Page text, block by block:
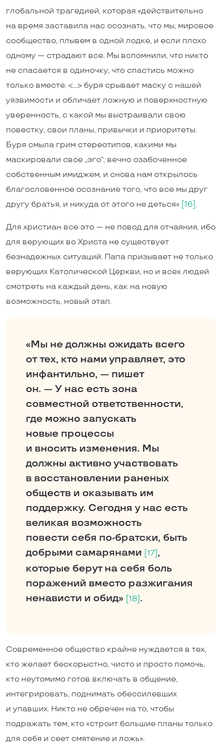
глобальной трагедией, которая «действительно
на время заставила нас осознать, что мы, мировое
сообщество, плывем в одной лодке, и если плохо
одному — страдают все. Мы вспомнили, что никто
не спасается в одиночку, что спастись можно
только вместе. <…> буря срывает маску с нашей
уязвимости и обличает ложную и поверхностную
уверенность, с какой мы выстраивали свою
повестку, свои планы, привычки и приоритеты.
Буря смыла грим стереотипов, какими мы
маскировали свое „эго“, вечно озабоченное
собственным имиджем, и снова нам открылось
благословенное осознание того, что все мы друг
другу братья, и никуда от этого не деться» [16] .
Для христиан все это — не повод для отчаяния, ибо
для верующих во Христа не существует
безнадежных ситуаций. Папа призывает не только
верующих Католической Церкви, но и всех людей
смотреть на каждый день, как на новую
возможность, новый этап.
«Мы не должны ожидать всего
от тех, кто нами управляет, это
инфантильно, — пишет
он. — У нас есть зона
совместной ответственности,
где можно запускать
новые процессы
и вносить изменения. Мы
должны активно участвовать
в восстановлении раненых
обществ и оказывать им
поддержку. Сегодня у нас есть
великая возможность
повести себя по-братски, быть
добрыми самарянами
[17] ,
которые берут на себя боль
поражений вместо разжигания
ненависти и обид» [18] .
Современное общество крайне нуждается в тех,
кто желает бескорыстно, чисто и просто помочь,
кто неутомимо готов включать в общение,
интегрировать, поднимать обессилевших
и упавших. Никто не обречен на то, чтобы
подражать тем, кто «строит большие планы только
для себя и сеет смятение и ложь».